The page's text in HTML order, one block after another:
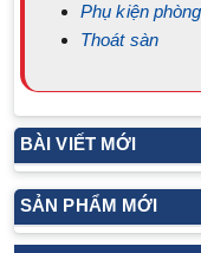
Phụ kiện
Thoát sàn
BÀI VIẾT MỚI
SẢN PHẨM MỚI